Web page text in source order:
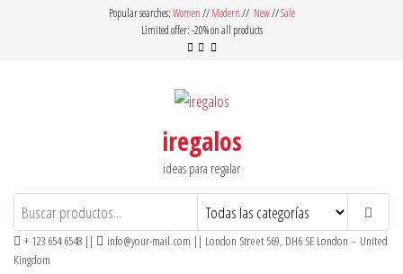
Popular searches:Women//Modern// New//Sale
Limited offer: -20% on all products
iregalos
ideas para regalar
+ 123 654 6548 ||
info@your-mail.com || London Street 569, DH6 SE London – United
Kingdom